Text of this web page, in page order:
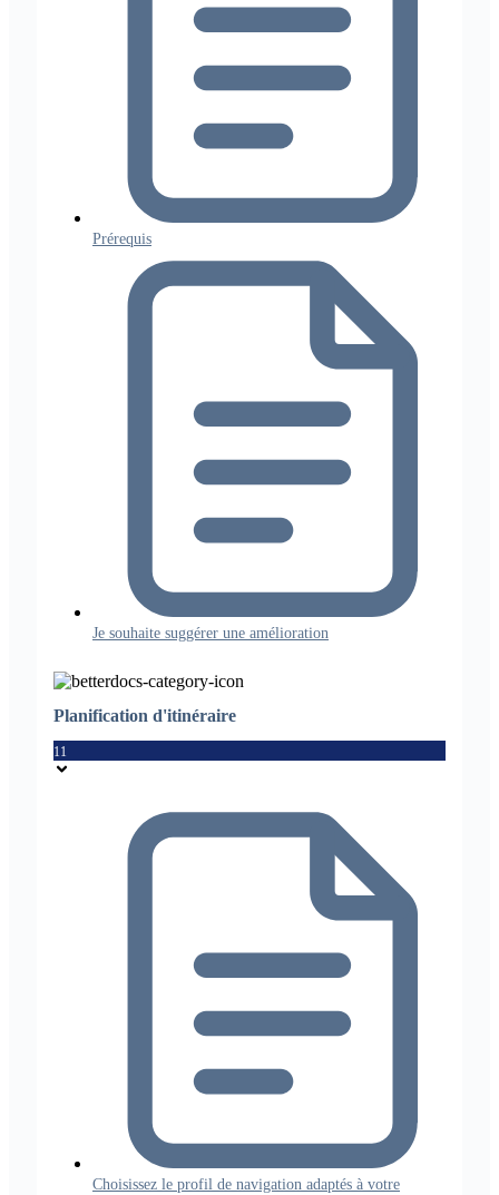
Prérequis
Je souhaite suggérer une amélioration
Planification d'itinéraire
11
Choisissez le profil de navigation adaptés à votre